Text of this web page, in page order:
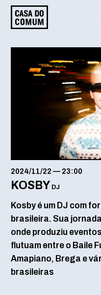
Saltar
para
2024/11/22 — 23:00
KOSBY DJ
Kosbyé um DJ com
brasileira. Sua
onde produziu
flutuam entre o Baile
Amapiano, Brega e
brasileiras